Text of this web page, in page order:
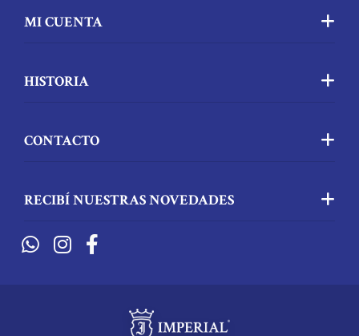
RECIBÍ NUESTRAS NOVEDADES
MI CUENTA
HISTORIA
CONTACTO